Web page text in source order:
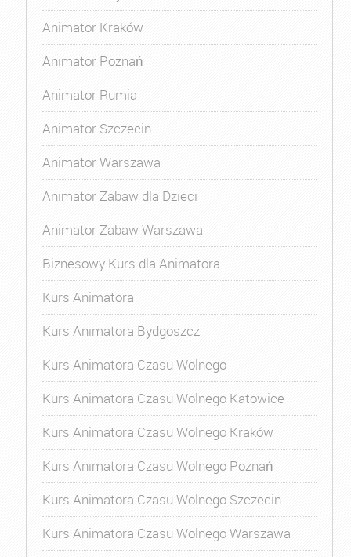
Animator Kraków
Animator Poznań
Animator Rumia
Animator Szczecin
Animator Warszawa
Animator Zabaw dla Dzieci
Animator Zabaw Warszawa
Biznesowy Kurs dla Animatora
Kurs Animatora
Kurs Animatora Bydgoszcz
Kurs Animatora Czasu Wolnego
Kurs Animatora Czasu Wolnego Katowice
Kurs Animatora Czasu Wolnego Kraków
Kurs Animatora Czasu Wolnego Poznań
Kurs Animatora Czasu Wolnego Szczecin
Kurs Animatora Czasu Wolnego Warszawa